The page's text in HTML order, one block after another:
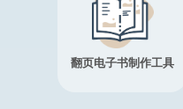
翻页电子书制作工具